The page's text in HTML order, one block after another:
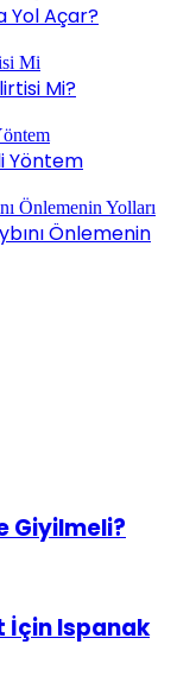
Yol Açar?
Mi?
Yöntem
Önlemenin
Giyilmeli?
İçin Ispanak